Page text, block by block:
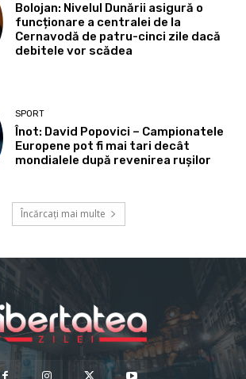
Bolojan: Nivelul Dunării asigură o
funcționare a centralei de la
Cernavodă de patru-cinci zile dacă
debitele vor scădea
SPORT
Înot: David Popovici – Campionatele
Europene pot fi mai tari decât
mondialele după revenirea rușilor
Încărcați mai multe